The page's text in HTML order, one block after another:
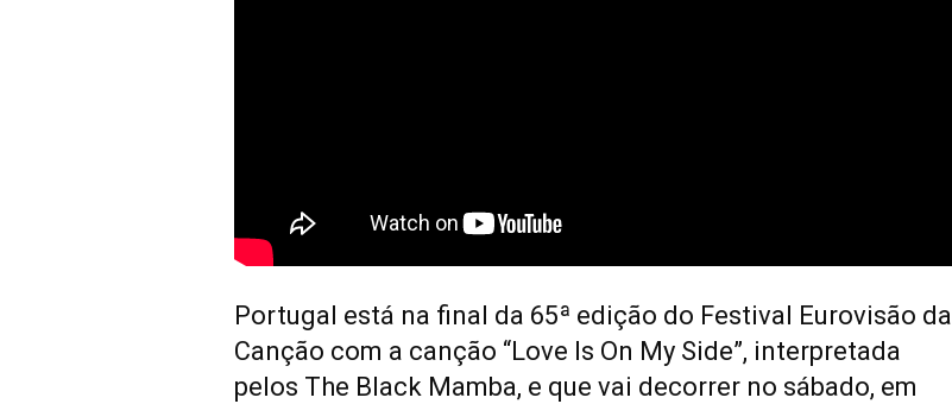
Portugal está na final da 65ª edição do Festival Eurovisão da
Canção com a canção “Love Is On My Side”, interpretada
pelos The Black Mamba, e que vai decorrer no sábado, em